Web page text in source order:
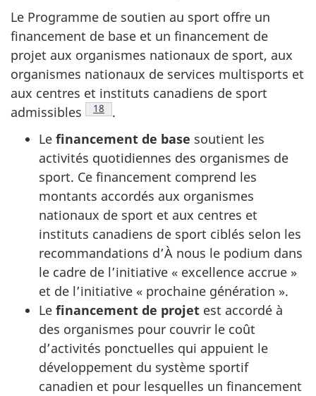
Le Programme de soutien au sport offre un
financement de base et un financement de
projet aux organismes nationaux de sport, aux
organismes nationaux de services multisports et
aux centres et instituts canadiens de sport
admissibles
Note de bas de page
18
.
Le financement de base soutient les
activités quotidiennes des organismes de
sport. Ce financement comprend les
montants accordés aux organismes
nationaux de sport et aux centres et
instituts canadiens de sport ciblés selon les
recommandations d’À nous le podium dans
le cadre de l’initiative « excellence accrue »
et de l’initiative « prochaine génération ».
Le financement de projet est accordé à
des organismes pour couvrir le coût
d’activités ponctuelles qui appuient le
développement du système sportif
canadien et pour lesquelles un financement